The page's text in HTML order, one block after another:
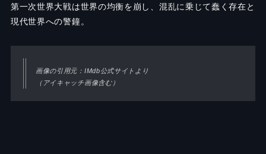
第一次世界大戦は世界の均衡を崩し、混乱に乗じて蠢く存在と
現代世界への警鐘。
画像の引用元：IMdb公式サイトより
（アイキャッチ画像含む）